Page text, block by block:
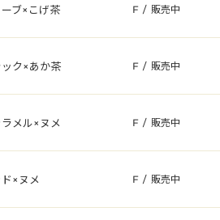
ブ×こげ茶 F / 販売中
ク×あか茶 F / 販売中
メル×ヌメ F / 販売中
ド×ヌメ F / 販売中